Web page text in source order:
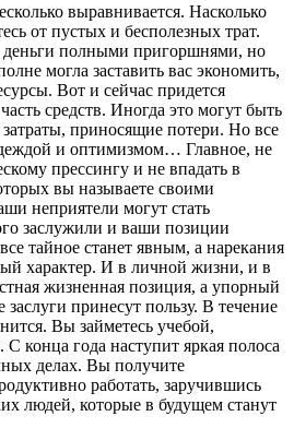
выравнивается. Насколько
от пустых и бесполезных трат.
деньги полными пригоршнями, но
могла заставить вас экономить,
Вот и сейчас придется
средств. Иногда это могут быть
приносящие потери. Но все
и оптимизмом… Главное, не
прессингу и не впадать в
вы называете своими
неприятели могут стать
заслужили и ваши позиции
тайное станет явным, а нарекания
характер. И в личной жизни, и в
жизненная позиция, а упорный
принесут пользу. В течение
Вы займетесь учебой,
конца года наступит яркая полоса
делах. Вы получите
работать, заручившись
людей, которые в будущем станут